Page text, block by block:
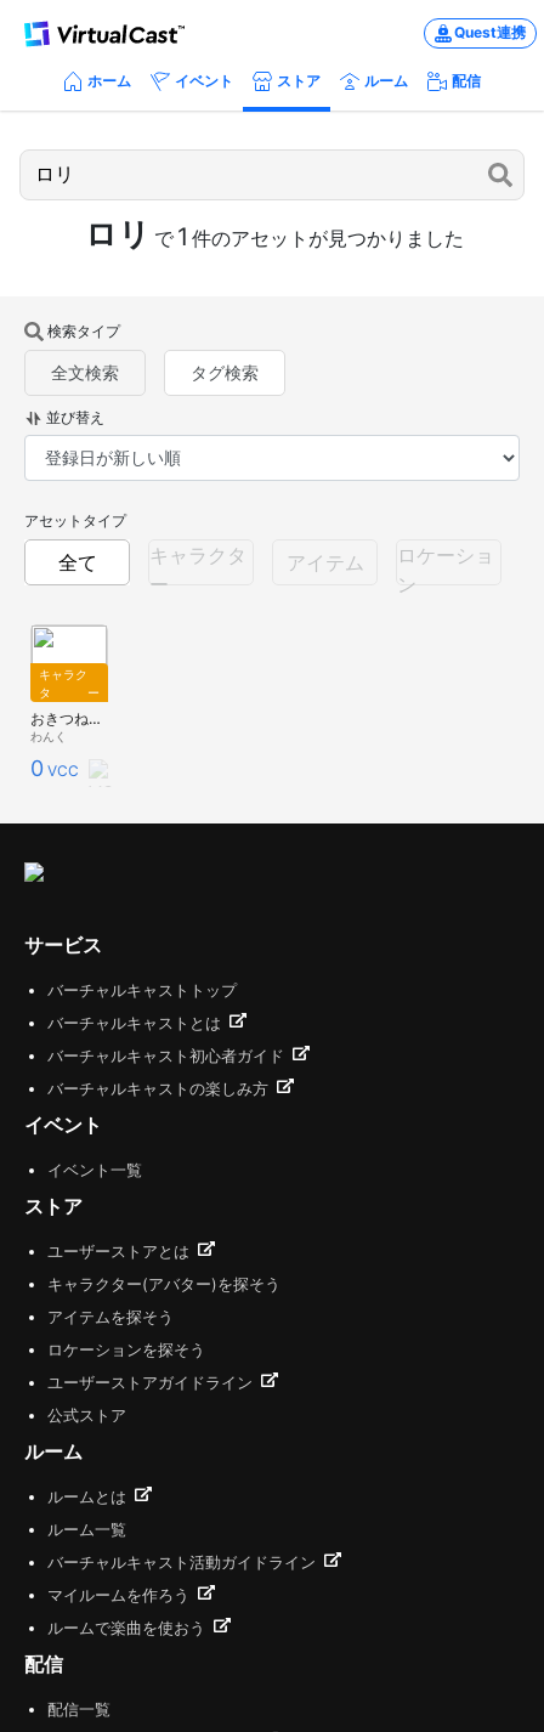
Quest連携
ホーム イベント ストア ルーム 配信
ロリ で 1 件のアセットが見つかりました
検索タイプ
全文検索 タグ検索
並び替え
アセットタイプ
全て
キャラクタ
ー
アイテム
ロケーショ
ン
キャラク
ター
おきつね少女
わんく
0 VCC
サービス
バーチャルキャストトップ
バーチャルキャストとは
バーチャルキャスト初心者ガイド
バーチャルキャストの楽しみ方
イベント
イベント一覧
ストア
ユーザーストアとは
キャラクター(アバター)を探そう
アイテムを探そう
ロケーションを探そう
ユーザーストアガイドライン
公式ストア
ルーム
ルームとは
ルーム一覧
バーチャルキャスト活動ガイドライン
マイルームを作ろう
ルームで楽曲を使おう
配信
配信一覧